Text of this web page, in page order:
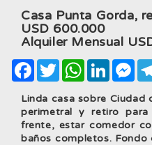
Casa Punta Gorda,
USD 600.000
Alquiler Mensual
Facebook
TwitterWhatsApp
LinkedIn
Linda casa sobre Ciudad
perimetral y retiro para
frente, estar comedor
baños completos.